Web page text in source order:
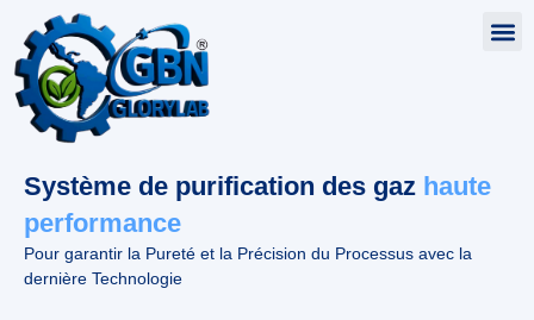
Système de purification des gaz haute
performance
Pour garantir la Pureté et la Précision du Processus avec la
dernière Technologie